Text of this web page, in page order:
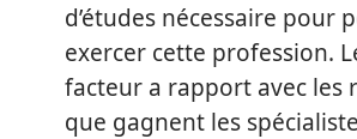
d’études nécessaire pour
exercer cette profession.
facteur a rapport avec les
que gagnent les